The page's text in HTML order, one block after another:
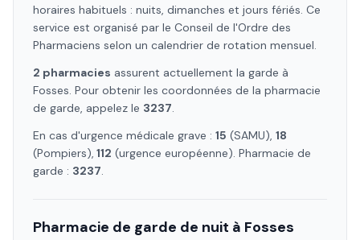
horaires habituels : nuits, dimanches et jours fériés. Ce
service est organisé par le Conseil de l'Ordre des
Pharmaciens selon un calendrier de rotation mensuel.
2 pharmacies assurent actuellement la garde à
Fosses. Pour obtenir les coordonnées de la pharmacie
de garde, appelez le 3237.
En cas d'urgence médicale grave : 15 (SAMU), 18
(Pompiers), 112 (urgence européenne). Pharmacie de
garde : 3237.
Pharmacie de garde de nuit à Fosses